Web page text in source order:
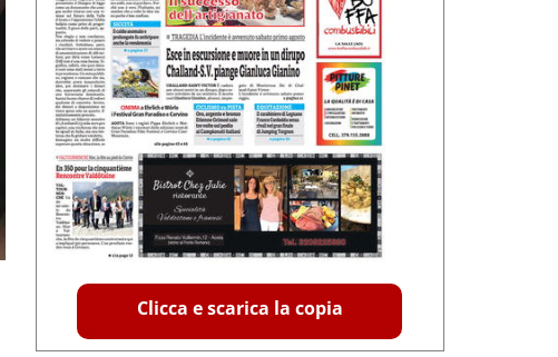
Clicca e scarica la copia